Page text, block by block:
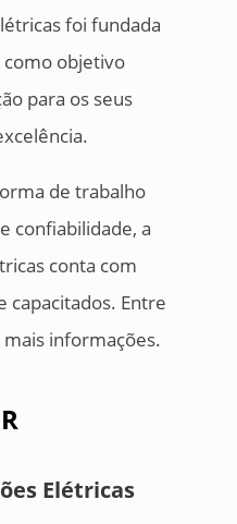
foi fundada
como objetivo
para os seus
de trabalho
confiabilidade, a
conta com
capacitados. Entre
informações.
Elétricas